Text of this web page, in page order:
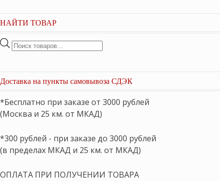
НАЙТИ ТОВАР
Поиск
Доставка на пункты самовывоза СДЭК
*Бесплатно при заказе от 3000 рублей
(Москва и 25 км. от МКАД)
*300 рублей - при заказе до 3000 рублей
(в пределах МКАД и 25 км. от МКАД)
ОПЛАТА ПРИ ПОЛУЧЕНИИ ТОВАРА